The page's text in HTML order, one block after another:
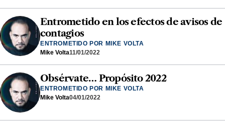
Entrometido en los efectos de avisos de
contagios
ENTROMETIDO POR MIKE VOLTA
Mike Volta11/01/2022
Obsérvate… Propósito 2022
ENTROMETIDO POR MIKE VOLTA
Mike Volta04/01/2022